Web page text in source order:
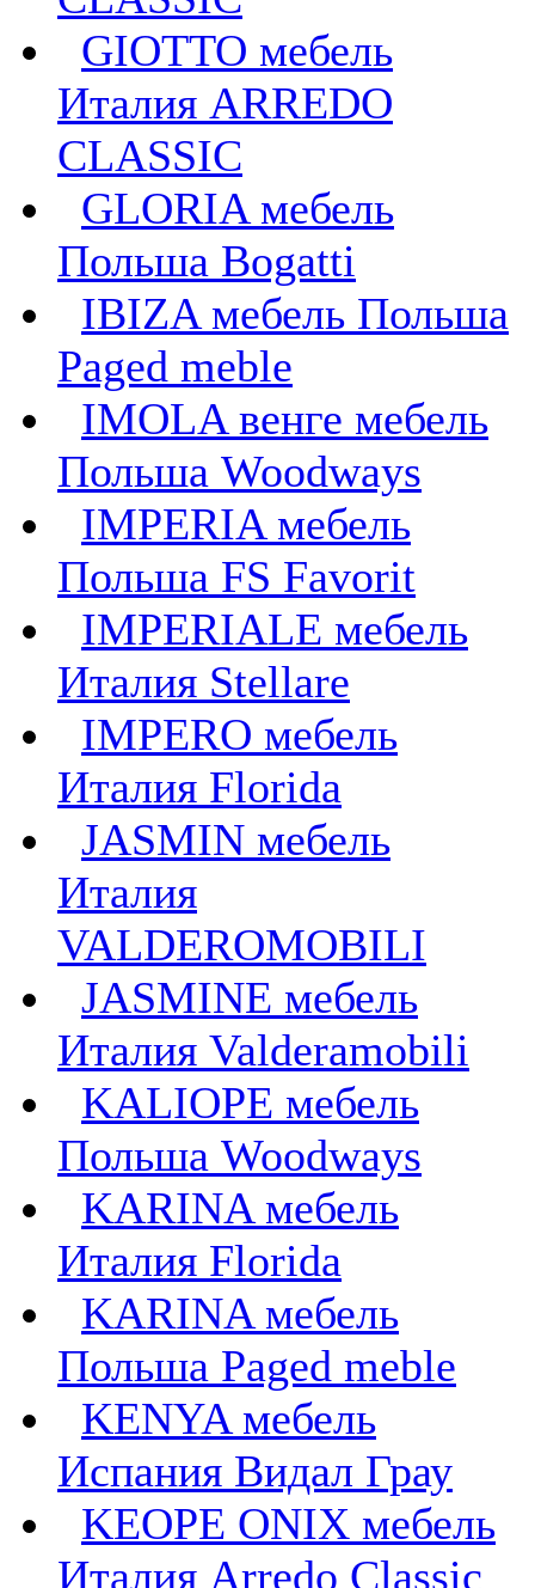
GIOTTO мебель
Италия ARREDO
CLASSIC
GLORIA мебель
Польша Bogatti
IBIZA мебель Польша
Paged meble
IMOLA венге мебель
Польша Woodways
IMPERIA мебель
Польша FS Favorit
IMPERIALE мебель
Италия Stellare
IMPERO мебель
Италия Florida
JASMIN мебель
Италия
VALDEROMOBILI
JASMINE мебель
Италия Valderamobili
KALIOPE мебель
Польша Woodways
KARINA мебель
Италия Florida
KARINA мебель
Польша Paged meble
KENYA мебель
Испания Видал Грау
KEOPE ONIX мебель
Италия Arredo Classic